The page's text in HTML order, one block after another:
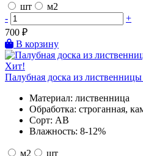
шт
м2
-
+
700 ₽
В корзину
Хит!
Палубная доска из
Материал: лиственница
Обработка: строганная,
Сорт: AB
Влажность: 8-12%
м2
шт